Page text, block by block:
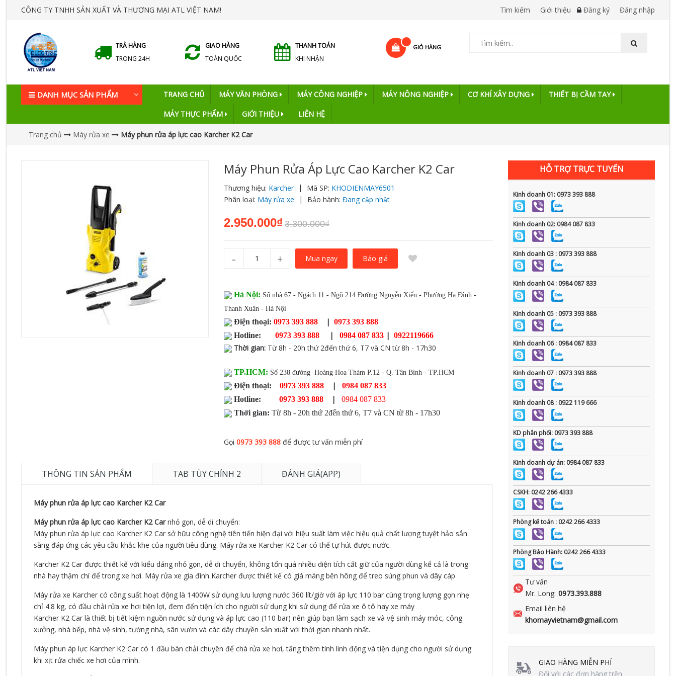
CÔNG TY TNHH SẢN XUẤT VÀ THƯƠNG MẠI ATL VIỆT NAM! Tìm kiếm Giới thiệu Đăng ký Đăng nhập
TRẢ HÀNG
TRONG 24H
GIAO HÀNG
TOÀN QUỐC
THANH TOÁN
KHI NHẬN
GIỎ HÀNG
DANH MỤC SẢN PHẨM TRANG CHỦ MÁY VĂN PHÒNG MÁY CÔNG NGHIỆP MÁY NÔNG NGHIỆP CƠ KHÍ XÂY DỰNG THIẾT BỊ CẦM TAY
MÁY THỰC PHẨM GIỚI THIỆU LIÊN HỆ
Trang chủ Máy rửa xe Máy phun rửa áp lực cao Karcher K2 Car
Máy Phun Rửa Áp Lực Cao Karcher K2 Car
Thương hiệu: Karcher | Mã SP: KHODIENMAY6501
Phân loại: Máy rửa xe | Bảo hành: Đang cập nhật
2.950.000₫ 3.300.000₫
- + Mua ngay Báo giá
Hà Nội: Số nhà 67 - Ngách 11 - Ngõ 214 Đường Nguyễn Xiển - Phường Hạ Đình -
Thanh Xuân - Hà Nội
Điện thoại: 0973 393 888 | 0973 393 888
Hotline:
0973 393 888 | 0984 087 833 | 0922119666
Thời gian: Từ 8h - 20h thứ 2đến thứ 6, T7 và CN từ 8h - 17h30
TP.HCM: Số 238 đường Hoàng Hoa Thám P.12 - Q. Tân Bình - TP.HCM
Điện thoại: 0973 393 888 |
0984 087 833
Hotline:
0973 393 888 |
0984 087 833
Thời gian: Từ 8h - 20h thứ 2đến thứ 6, T7 và CN từ 8h - 17h30
Gọi 0973 393 888để được tư vấn miễn phí
THÔNG TIN SẢN PHẨM TAB TÙY CHỈNH 2 ĐÁNH GIÁ(APP)
Máy phun rửa áp lực cao Karcher K2 Car
Máy phun rửa áp lực cao Karcher K2 Carnhỏ gọn, dễ di chuyển:
Máy phun rửa áp lực cao Karcher K2 Car sở hữu công nghệ tiên tiến hiện đại với hiệu suất làm việc hiệu quả chất lượng tuyệt hảo sẳn
sàng đáp ứng các yêu cầu khắc khe của người tiêu dùng. Máy rửa xe Karcher K2 Car có thể tự hút được nước.
Karcher K2 Car được thiết kế với kiểu dáng nhỏ gọn, dễ di chuyển, không tốn quá nhiều diện tích cất giữ của người dùng kể cả là trong
nhà hay thậm chí để trong xe hơi. Máy rửa xe gia đình Karcher được thiết kế có giá máng bên hông để treo súng phun và dây cáp
Máy rửa xe Karcher có công suất hoạt động là 1400W sử dụng lưu lượng nước 360 lít/giờ với áp lực 110 bar cùng trọng lượng gọn nhẹ
chỉ 4.8 kg, có đầu chải rửa xe hơi tiện lợi, đem đến tiện ích cho người sử dụng khi sử dụng để rửa xe ô tô hay xe máy
Karcher K2 Car là thiết bị tiết kiệm nguồn nước sử dụng và áp lực cao (110 bar) nên giúp bạn làm sạch xe và vệ sinh máy móc, công
xưởng, nhà bếp, nhà vệ sinh, tường nhà, sân vườn và các dây chuyền sản xuất với thời gian nhanh nhất.
Máy phun áp lực Karcher K2 Car có 1 đầu bàn chải chuyên để chà rửa xe hơi, tăng thêm tính linh động và tiện dụng cho người sử dụng
khi xịt rửa chiếc xe hơi của mình.
HỖ TRỢ TRỰC TUYẾN
Kinh doanh 01: 0973 393 888
Kinh doanh 02: 0984 087 833
Kinh doanh 03 : 0973 393 888
Kinh doanh 04 : 0984 087 833
Kinh doanh 05 : 0973 393 888
Kinh doanh 06 : 0984 087 833
Kinh doanh 07 : 0973 393 888
Kinh doanh 08 : 0922 119 666
KD phân phối: 0973 393 888
Kinh doanh dự án: 0984 087 833
CSKH: 0242 266 4333
Phòng kế toán : 0242 266 4333
Phòng Bảo Hành: 0242 266 4333
Tư vấn
Mr. Long: 0973.393.888
Email liên hệ
khomayvietnam@gmail.com
GIAO HÀNG MIỄN PHÍ
Đối với các đơn hàng trên